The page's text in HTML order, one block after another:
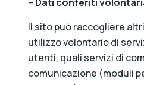
Il sito può raccogliere
utilizzo volontario di
utenti, quali servizi di
comunicazione (moduli